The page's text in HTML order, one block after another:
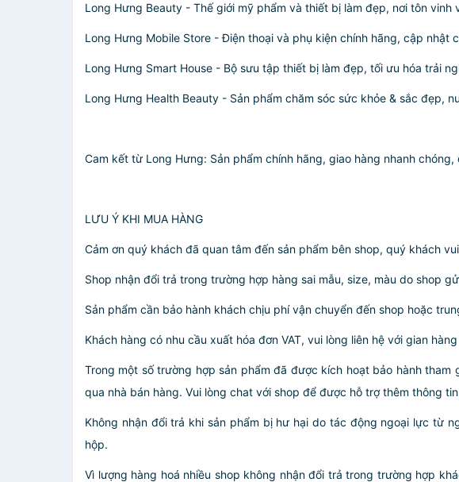
Long Hưng Beauty - Thế giới mỹ phẩm và thiết bị làm đẹp, nơi tôn vinh
Long Hưng Mobile Store - Điện thoại và phụ kiện chính hãng, cập nhật
Long Hưng Smart House - Bộ sưu tập thiết bị làm đẹp, tối ưu hóa trải
Long Hưng Health Beauty - Sản phẩm chăm sóc sức khỏe & sắc đẹp,
Cam kết từ Long Hưng: Sản phẩm chính hãng, giao hàng nhanh
LƯU Ý KHI MUA HÀNG
Cảm ơn quý khách đã quan tâm đến sản phẩm bên shop, quý khách
Shop nhận đổi trả trong trường hợp hàng sai mẫu, size, màu do shop
Sản phẩm cần bảo hành khách chịu phí vận chuyển đến shop hoặc
Khách hàng có nhu cầu xuất hóa đơn VAT, vui lòng liên hệ với gian
Trong một số trường hợp sản phẩm đã được kích hoạt bảo hành
qua nhà bán hàng. Vui lòng chat với shop để được hỗ trợ thêm thông
Không nhận đổi trả khi sản phẩm bị hư hại do tác động ngoại lực từ
hộp.
Vì lượng hàng hoá nhiều shop không nhận đổi trả trong trường hợp